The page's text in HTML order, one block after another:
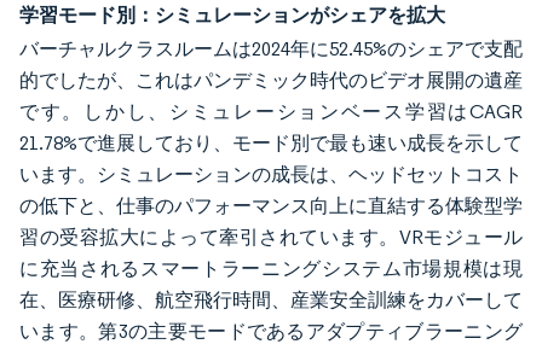
学習モード別：シミュレーションがシェアを拡大
バーチャルクラスルームは2024年に52.45%のシェアで支配
的でしたが、これはパンデミック時代のビデオ展開の遺産
です。しかし、シミュレーションベース学習はCAGR
21.78%で進展しており、モード別で最も速い成長を示して
います。シミュレーションの成長は、ヘッドセットコスト
の低下と、仕事のパフォーマンス向上に直結する体験型学
習の受容拡大によって牽引されています。VRモジュール
に充当されるスマートラーニングシステム市場規模は現
在、医療研修、航空飛行時間、産業安全訓練をカバーして
います。第3の主要モードであるアダプティブラーニング